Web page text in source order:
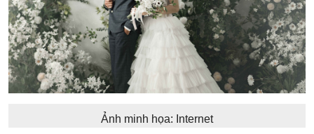
Ảnh minh họa: Internet